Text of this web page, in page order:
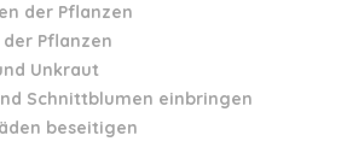
der Pflanzen
Pflanzen
Unkraut
Schnittblumen einbringen
beseitigen